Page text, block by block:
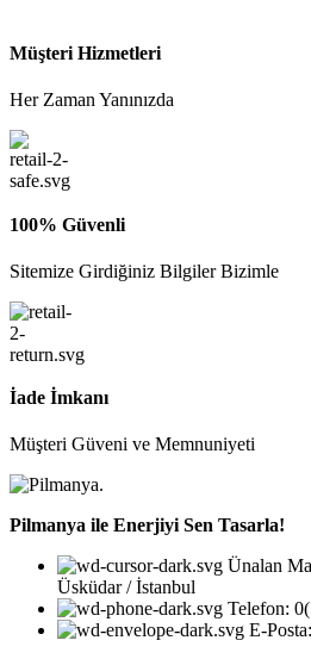
Müşteri Hizmetleri
Her Zaman Yanınızda
100% Güvenli
Sitemize Girdiğiniz Bilgiler Bizimle
İade İmkanı
Müşteri Güveni ve Memnuniyeti
Pilmanya ile Enerjiyi Sen Tasarla!
Ünalan
Üsküdar / İstanbul
Telefon:
E-